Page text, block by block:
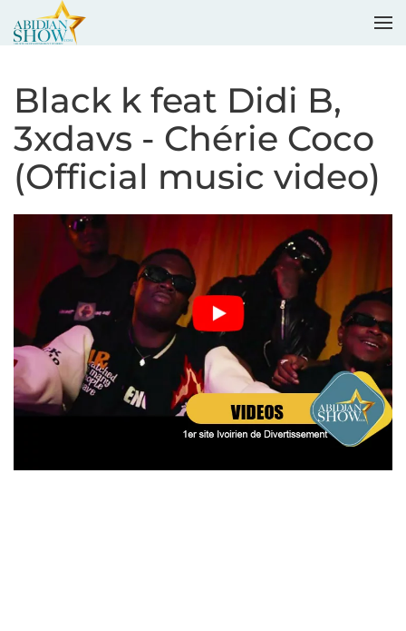
Black k feat Didi B,
3xdavs - Chérie Coco
(Official music video)